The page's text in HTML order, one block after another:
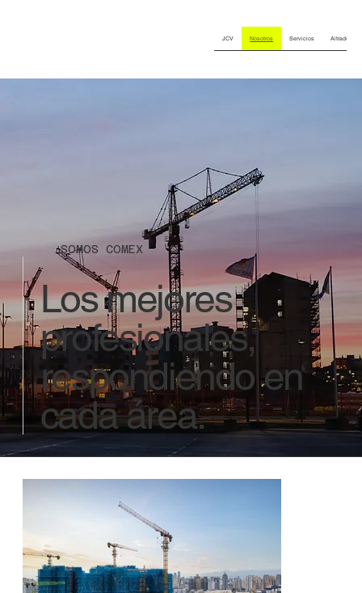
JCV Nosotros Servicios Aitrade
SOMOS COMEX
Los mejores
profesionales,
respondiendo en
cada área.